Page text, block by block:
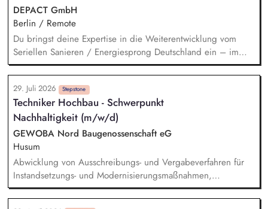
Frühzeitige Identifikation von Branchen- und
Regulatoriktrends, Partnermanagement: Aufbau von
strategischen Partnerschaften, Kooperationen und
Netzwerken, Akquisition von Aufträgen, Neukunden und
Projekten.
DEPACT GmbH
Berlin / Remote
Du bringst deine Expertise in die Weiterentwicklung vom
Seriellen Sanieren / Energiesprong Deutschland ein – im
engen Austausch u.a. mit der dena, mit Blick auf
Markthochlauf und Support im regulatorischen Umfeld und
der Stakeholder. Business-Development-Standbein: Du
akquirierst und verantwortest eigenständig Projekte für unser
Vorqualifizierungs-Tool CoPilot und entwickelst /
implementierst die Skalierung. Du qualifizierst zudem
Bauunternehmen und Systemanbieter als Angebotspartner.
29. Juli 2026 Stepstone
Techniker Hochbau - Schwerpunkt
Nachhaltigkeit (m/w/d)
GEWOBA Nord Baugenossenschaft eG
Husum
Abwicklung von Ausschreibungs- und Vergabeverfahren für
Instandsetzungs- und Modernisierungsmaßnahmen,
insbesondere im Bereich energieeffizienter
Sanierungsmaßnahmen Koordination und Steuerung